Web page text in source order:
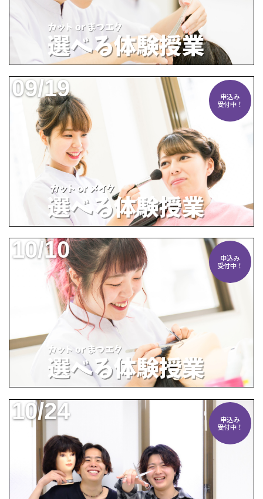
申込み
受付中！
09/19
申込み
受付中！
10/10
申込み
受付中！
10/24